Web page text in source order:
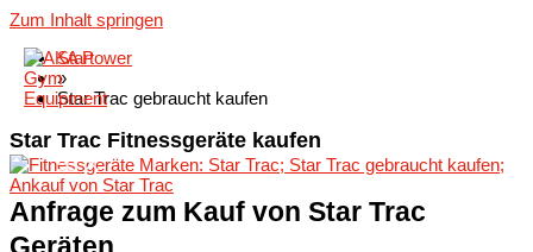
Zum Inhalt springen
Start
»
Star Trac gebraucht kaufen
Star Trac Fitnessgeräte kaufen
Anfrage zum Kauf von Star Trac